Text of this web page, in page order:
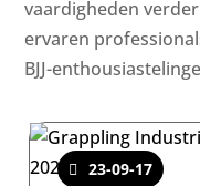
vaardigheden
ervaren
BJJ-
23-09-17